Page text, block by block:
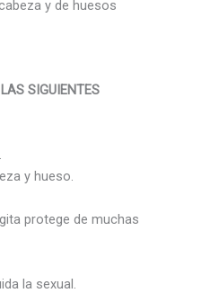
y de huesos
SIGUIENTES
y hueso.
protege de muchas
la sexual.